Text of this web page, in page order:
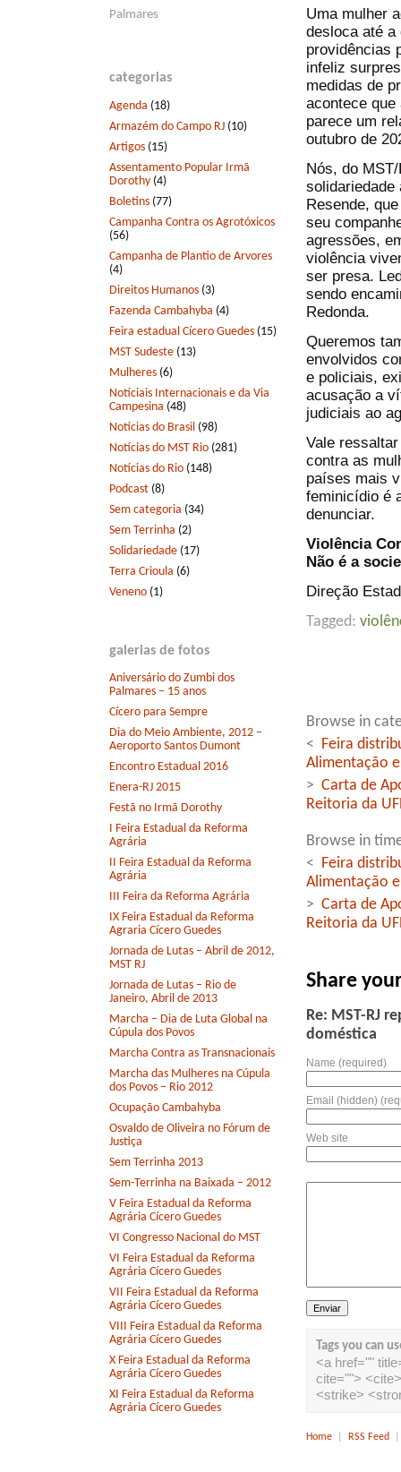
Palmares
categorias
Agenda (18)
Armazém do Campo RJ (10)
Artigos (15)
Assentamento Popular Irmã
Dorothy (4)
Boletins (77)
Campanha Contra os Agrotóxicos
(56)
Campanha de Plantio de Arvores
(4)
Direitos Humanos (3)
Fazenda Cambahyba (4)
Feira estadual Cícero Guedes (15)
MST Sudeste (13)
Mulheres (6)
Notíciais Internacionais e da Via
Campesina (48)
Notícias do Brasil (98)
Notícias do MST Rio (281)
Notícias do Rio (148)
Podcast (8)
Sem categoria (34)
Sem Terrinha (2)
Solidariedade (17)
Terra Crioula (6)
Veneno (1)
galerias de fotos
Aniversário do Zumbi dos
Palmares – 15 anos
Cícero para Sempre
Dia do Meio Ambiente, 2012 –
Aeroporto Santos Dumont
Encontro Estadual 2016
Enera-RJ 2015
Festã no Irmã Dorothy
I Feira Estadual da Reforma
Agrária
II Feira Estadual da Reforma
Agrária
III Feira da Reforma Agrária
IX Feira Estadual da Reforma
Agraria Cícero Guedes
Jornada de Lutas – Abril de 2012,
MST RJ
Jornada de Lutas – Rio de
Janeiro, Abril de 2013
Marcha – Dia de Luta Global na
Cúpula dos Povos
Marcha Contra as Transnacionais
Marcha das Mulheres na Cúpula
dos Povos – Rio 2012
Ocupação Cambahyba
Osvaldo de Oliveira no Fórum de
Justiça
Sem Terrinha 2013
Sem-Terrinha na Baixada – 2012
V Feira Estadual da Reforma
Agrária Cícero Guedes
VI Congresso Nacional do MST
VI Feira Estadual da Reforma
Agrária Cícero Guedes
VII Feira Estadual da Reforma
Agrária Cícero Guedes
VIII Feira Estadual da Reforma
Agrária Cícero Guedes
X Feira Estadual da Reforma
Agrária Cícero Guedes
XI Feira Estadual da Reforma
Agrária Cícero Guedes
Uma mulher
desloca até a
providências
infeliz
medidas de
acontece
parece um
outubro de
Nós, do
solidariedade
Resende,
seu
agressões,
violência
ser presa.
sendo
Redonda.
Queremos
envolvidos
e policiais,
acusação a
judiciais ao
Vale
contra as
países mais
feminicídio é
denunciar.
Violência
Não é a
Direção
Tagged:
Browse in
<
Feira
Alimentação
> Carta de
Reitoria da
Browse in
<
Feira
Alimentação
> Carta de
Reitoria da
Share
Re: MST-RJ
doméstica
Name (required)
Email (hidden)
Web site
Tags you can
<a href=""
cite="">
<strike>
Home RSS Feed